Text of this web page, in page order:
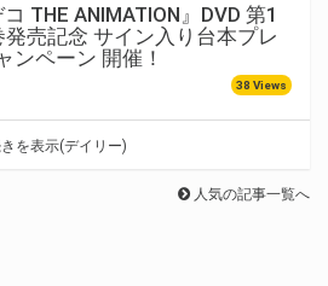
コ THE ANIMATION』DVD 第1
売記念 サイン入り台本プレ
ンペーン 開催！
38 Views
を表示(デイリー)
人気の記事一覧へ